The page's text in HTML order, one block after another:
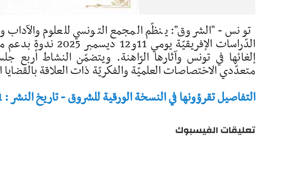
تونس - "الشروق": ينظّم المجمع التونسي للعلوم
الدّراسات الإفريقيّة
إلغائها في تونس وآثارها الرّاهنة. ويتضمّن النشاط أربع
متعدّدي الاختصاصات العلميّة والفكريّة ذات العلاقة
التفاصيل تقرؤونها في النسخة الورقية للشروق - تاريخ النشر : 2025/12/11
تعليقات الفيسبوك